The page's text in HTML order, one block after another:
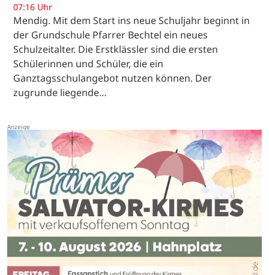
07:16 Uhr
Mendig. Mit dem Start ins neue Schuljahr beginnt in
der Grundschule Pfarrer Bechtel ein neues
Schulzeitalter. Die Erstklässler sind die ersten
Schülerinnen und Schüler, die ein
Ganztagsschulangebot nutzen können. Der
zugrunde liegende…